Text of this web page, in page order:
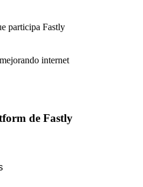
participa Fastly
internet
de Fastly